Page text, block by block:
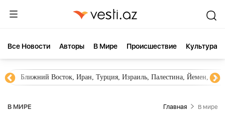
Все Новости Aвторы В Мире Происшествие Культура
Ближний Восток, Иран, Турция, Израиль, Палестина, Йемен,
В МИРЕ Главная В мире